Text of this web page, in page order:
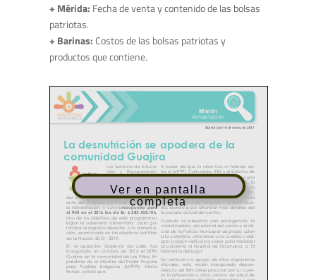
+ Mérida: Fecha de venta y contenido de las bolsas
patriotas.
+ Barinas:Costos de las bolsas patriotas y
productos que contiene.
Ver en pantalla
completa